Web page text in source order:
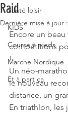
Santé loisir
KIDS
Course à pieds
Marche Nordique
Et à part ça
Raid
Dernière mise à jour :
Encore un
compétitions
!
Un néo-
le nouveau
distance, un
En triathlon, les